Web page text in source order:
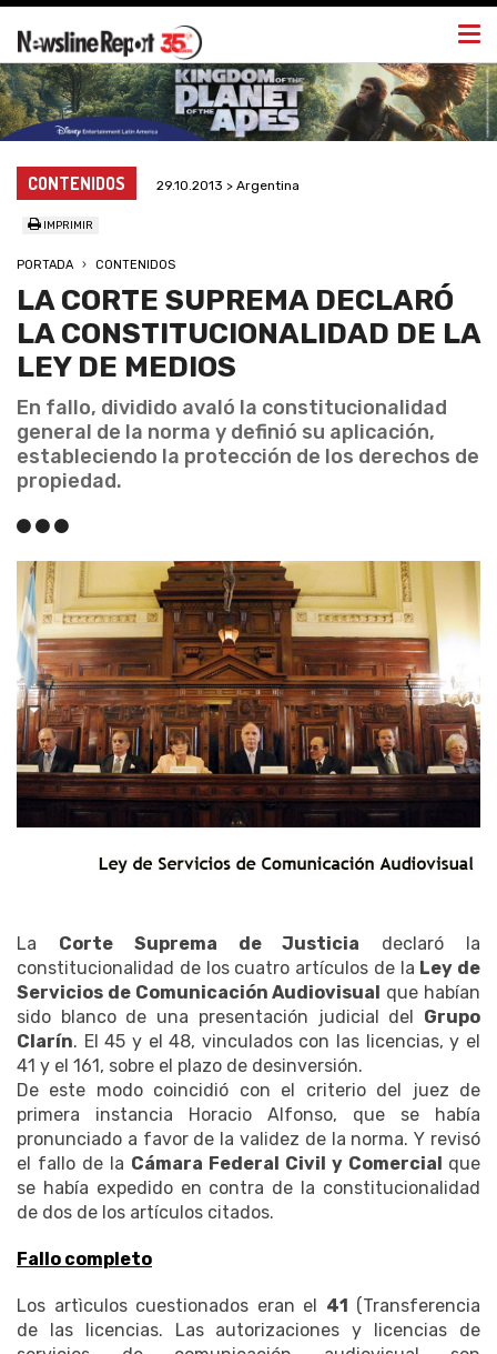
CONTENIDOS 29.10.2013 > Argentina
IMPRIMIR
PORTADA CONTENIDOS
LA CORTE SUPREMA DECLARÓ
LA CONSTITUCIONALIDAD DE LA
LEY DE MEDIOS
En fallo, dividido avaló la constitucionalidad
general de la norma y definió su aplicación,
estableciendo la protección de los derechos de
propiedad.
La Corte Suprema de Justicia declaró la
constitucionalidad de los cuatro artículos de la Ley de
Servicios de Comunicación Audiovisual que habían
sido blanco de una presentación judicial del Grupo
Clarín. El 45 y el 48, vinculados con las licencias, y el
41 y el 161, sobre el plazo de desinversión.
De este modo coincidió con el criterio del juez de
primera instancia Horacio Alfonso, que se había
pronunciado a favor de la validez de la norma. Y revisó
el fallo de la Cámara Federal Civil y Comercial que
se había expedido en contra de la constitucionalidad
de dos de los artículos citados.
Fallo completo
Los artìculos cuestionados eran el 41 (Transferencia
de las licencias. Las autorizaciones y licencias de